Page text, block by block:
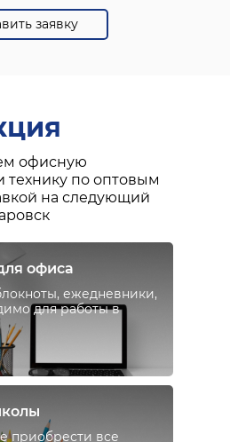
заявку
офисную
технику по оптовым
на следующий
ежедневники,
для работы в
приобрести все
офиса